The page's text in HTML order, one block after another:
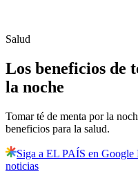
Salud
Los beneficios de
la noche
Tomar té de menta por la
beneficios para la salud.
Siga a EL PAÍS en Google
noticias